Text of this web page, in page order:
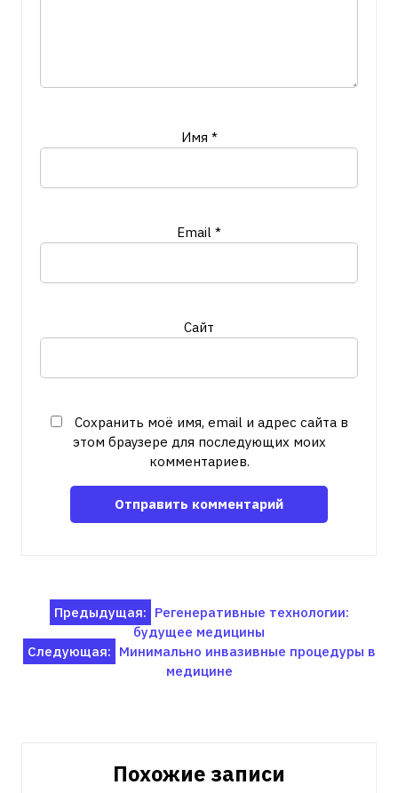
Имя *
Email *
Сайт
Сохранить моё имя, email и адрес сайта в
этом браузере для последующих моих
комментариев.
Навигация
по
записям
Предыдущая: Регенеративные технологии:
будущее медицины
Следующая: Минимально инвазивные процедуры в
медицине
Похожие записи